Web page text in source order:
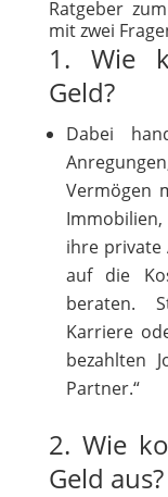
Ratgeber
mit zwei
1. Wie
Geld?
Dabei
Vermögen
ihre private
auf die
beraten.
Karriere
bezahlten
Partner.“
2. Wie
Geld aus?